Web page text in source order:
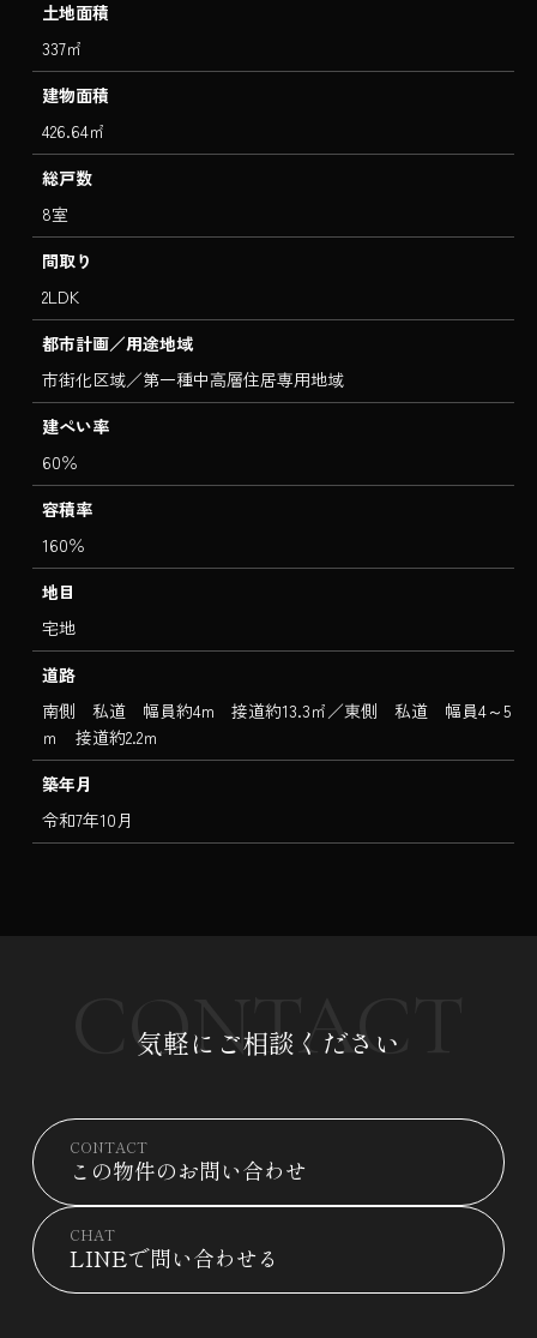
土地面積
337㎡
建物面積
426.64㎡
総戸数
8室
間取り
2LDK
都市計画／用途地域
市街化区域／第一種中高層住居専用地域
建ぺい率
60％
容積率
160％
地目
宅地
道路
南側 私道 幅員約4m 接道約13.3㎡／東側 私道 幅員4～5
ｍ 接道約2.2ｍ
築年月
令和7年10月
CONTACT
気軽にご相談ください
CONTACT
この物件のお問い合わせ
CHAT
LINEで問い合わせる